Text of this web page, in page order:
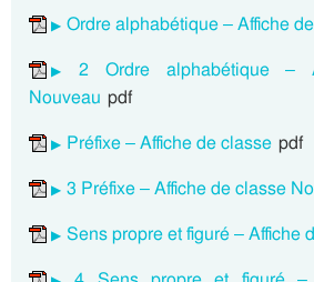
Ordre alphabétique – Affiche
2 Ordre alphabétique –
Nouveau pdf
Préfixe – Affiche de classe pdf
3 Préfixe – Affiche de classe
Sens propre et figuré – Affiche